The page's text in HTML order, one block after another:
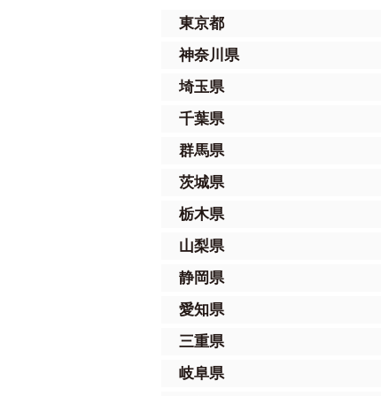
東京都
神奈川県
埼玉県
千葉県
群馬県
茨城県
栃木県
山梨県
静岡県
愛知県
三重県
岐阜県